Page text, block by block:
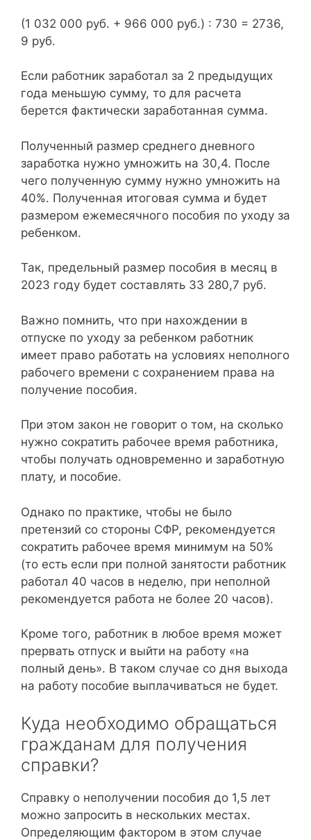
(1 032 000 руб. + 966 000 руб.) : 730 = 2736,
9 руб.
Если работник заработал за 2 предыдущих
года меньшую сумму, то для расчета
берется фактически заработанная сумма.
Полученный размер среднего дневного
заработка нужно умножить на 30,4. После
чего полученную сумму нужно умножить на
40%. Полученная итоговая сумма и будет
размером ежемесячного пособия по уходу за
ребенком.
Так, предельный размер пособия в месяц в
2023 году будет составлять 33 280,7 руб.
Важно помнить, что при нахождении в
отпуске по уходу за ребенком работник
имеет право работать на условиях неполного
рабочего времени с сохранением права на
получение пособия.
При этом закон не говорит о том, на сколько
нужно сократить рабочее время работника,
чтобы получать одновременно и заработную
плату, и пособие.
Однако по практике, чтобы не было
претензий со стороны СФР, рекомендуется
сократить рабочее время минимум на 50%
(то есть если при полной занятости работник
работал 40 часов в неделю, при неполной
рекомендуется работа не более 20 часов).
Кроме того, работник в любое время может
прервать отпуск и выйти на работу «на
полный день». В таком случае со дня выхода
на работу пособие выплачиваться не будет.
Куда необходимо обращаться
гражданам для получения
справки?
Справку о неполучении пособия до 1,5 лет
можно запросить в нескольких местах.
Определяющим фактором в этом случае